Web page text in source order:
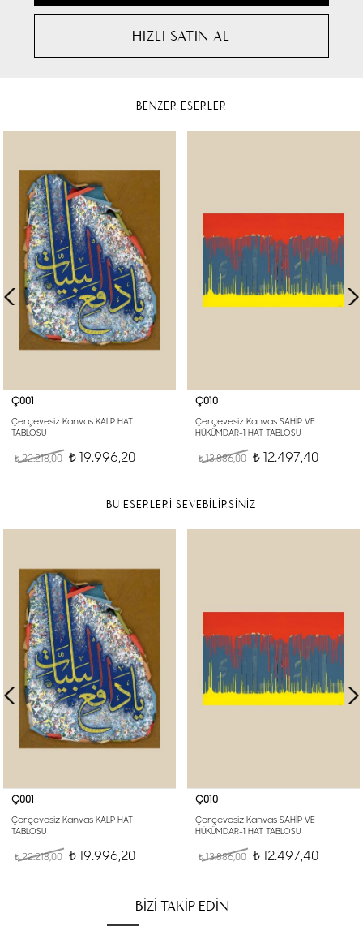
BENZER ESERLER
Ç001
Çerçevesiz Kanvas KALP HAT
TABLOSU
t22.218,00 t 19.996,20
Ç010
Çerçevesiz Kanvas SAHİP VE
HÜKÜMDAR-1 HAT TABLOSU
t13.886,00 t 12.497,40
BU ESERLERİ SEVEBİLİRSİNİZ
Ç001
Çerçevesiz Kanvas KALP HAT
TABLOSU
t22.218,00 t 19.996,20
Ç010
Çerçevesiz Kanvas SAHİP VE
HÜKÜMDAR-1 HAT TABLOSU
t13.886,00 t 12.497,40
BİZİ TAKİP EDİN